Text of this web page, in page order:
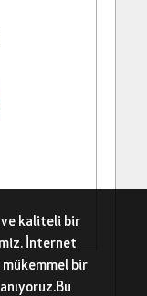
kaliteli bir
İnternet
bir